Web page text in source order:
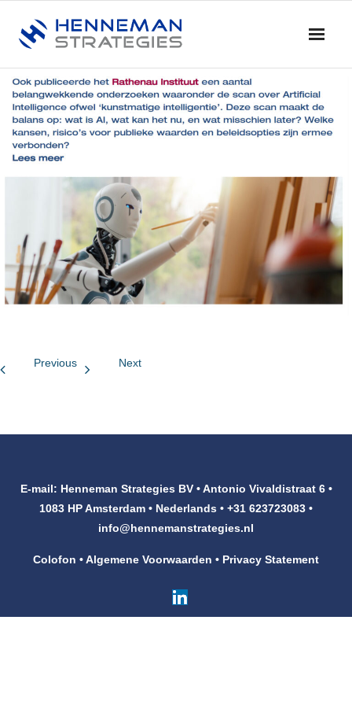
Home
Blog & Nieuws
Diensten
- Training en Coaching
- Onderzoek
- Dialoog en Discussie
Previous Next
E-mail: Henneman Strategies BV • Antonio Vivaldistraat 6 •
1083 HP Amsterdam • Nederlands • +31 623723083 •
info@hennemanstrategies.nl
Colofon •Algemene Voorwaarden • Privacy Statement